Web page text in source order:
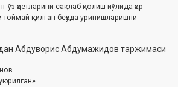
ҳаётларини сақлаб қолиш йўлида ҳар
тоймай қилган беҳуда уринишларишни
Абдуворис Абдумажидов таржимаси